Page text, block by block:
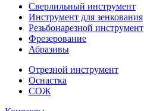
Сверлильный инструмент
Инструмент для зенкования
Резьбонарезной инструмент
Фрезерование
Абразивы
Отрезной инструмент
Оснастка
СОЖ